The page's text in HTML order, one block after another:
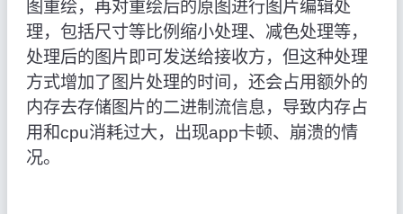
图重绘，再对重绘后的原图进行图片编辑处
理，包括尺寸等比例缩小处理、减色处理等，
处理后的图片即可发送给接收方，但这种处理
方式增加了图片处理的时间，还会占用额外的
内存去存储图片的二进制流信息，导致内存占
用和cpu消耗过大，出现app卡顿、崩溃的情
况。